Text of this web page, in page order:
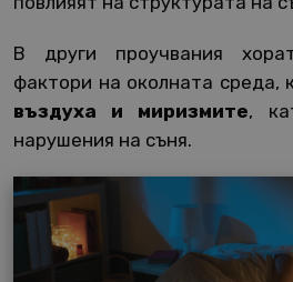
В други проучвания
фактори на околната среда,
въздуха и миризмите,
нарушения на съня.